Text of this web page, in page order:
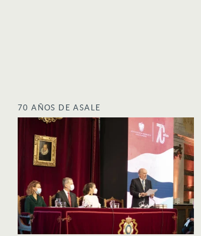
70 AÑOS DE ASALE